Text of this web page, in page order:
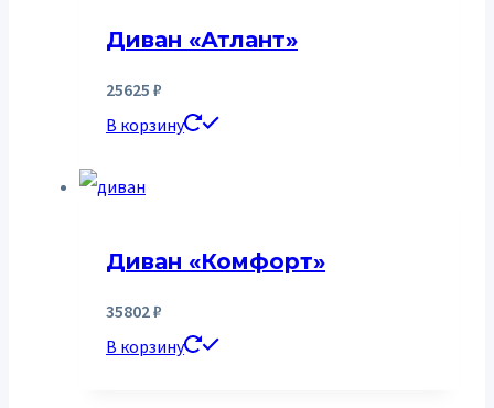
Диван «Атлант»
25625 ₽
В корзину
Диван «Комфорт»
35802₽
В корзину